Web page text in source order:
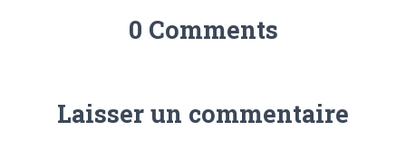
0 Comments
Laisser un commentaire